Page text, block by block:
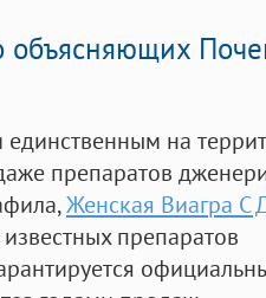
объясняющих
на
препаратов
,Женская Виагра С
препаратов